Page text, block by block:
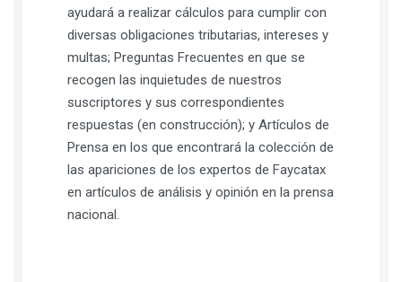
ayudará a realizar cálculos para cumplir con
diversas obligaciones tributarias, intereses y
multas; Preguntas Frecuentes en que se
recogen las inquietudes de nuestros
suscriptores y sus correspondientes
respuestas (en construcción); y Artículos de
Prensa en los que encontrará la colección de
las apariciones de los expertos de Faycatax
en artículos de análisis y opinión en la prensa
nacional.